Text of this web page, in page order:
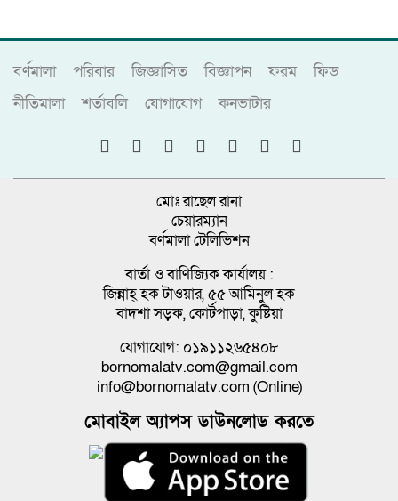
বর্ণমালা পরিবার জিজ্ঞাসিত বিজ্ঞাপন ফরম
ফিড
নীতিমালা
শর্তাবলি যোগাযোগ কনভাটার
মোঃ রাছেল রানা
চেয়ারম্যান
বর্ণমালা টেলিভিশন
বার্তা ও বাণিজ্যিক কার্যালয় :
জিন্নাহ্ হক টাওয়ার, ৫৫ আমিনুল হক
বাদশা সড়ক, কোর্টপাড়া, কুষ্টিয়া
যোগাযোগ: ০১৯১১২৬৫৪০৮
bornomalatv.com@gmail.com
info@bornomalatv.com (Online)
মোবাইল অ্যাপস ডাউনলোড করতে